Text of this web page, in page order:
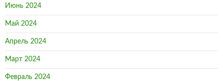
Июнь 2024
Май 2024
Апрель 2024
Март 2024
Февраль 2024